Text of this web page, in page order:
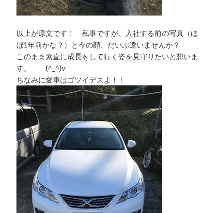
以上が原文です！ 私事ですが、入社する前の写真（ほ
ぼ1年前かな？）と今の顔、だいぶ違いませんか？
このまま素直に成長をして行く姿を見守りたいと想いま
す。 (^_^)v
ちなみに愛車はゴツイデスよ！！